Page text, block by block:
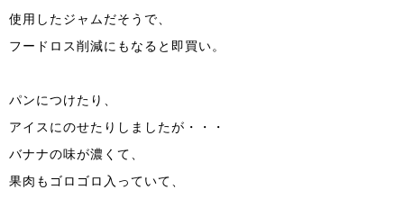
使用したジャムだそうで、
フードロス削減にもなると即買い。
パンにつけたり、
アイスにのせたりしましたが・・・
バナナの味が濃くて、
果肉もゴロゴロ入っていて、